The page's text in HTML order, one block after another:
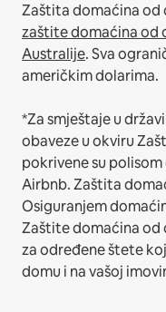
Zaštita domaćina od
zaštite domaćina od
Australije. Sva
američkim dolarima.
*Za smještaje u
obaveze u okviru
pokrivene su
Airbnb. Zaštita
Osiguranjem
Zaštite domaćina
za određene štete
domu i na vašoj